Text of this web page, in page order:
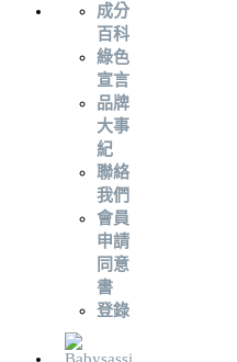
成分
百科
綠色
宣言
品牌
大事
紀
聯絡
我們
會員
申請
同意
書
登錄